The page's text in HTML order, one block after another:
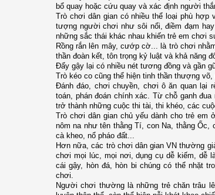
bổ quay hoặc cứu quay và xác định người
Trò chơi dân gian có nhiều thể loại phù
tượng người chơi như sôi nổi, điềm đạm
những sắc thái khác nhau khiến trẻ em chơi
Rồng rắn lên mây, cướp cờ... là trò chơi
thần đoàn kết, tôn trọng kỷ luật và khả năng
Đẩy gậy lại có nhiều nét tương đồng và gần
Trò kéo co cũng thể hiện tinh thần thượng
Đánh đáo, chơi chuyền, chơi ô ăn quan lại
toán, phán đoán chính xác. Từ chỗ ganh
trở thành những cuộc thi tài, thi khéo, các
Trò chơi dân gian chủ yếu dành cho trẻ em
nôm na như tên thằng Tí, con Na, thằng Ốc,
cà kheo, nổ pháo đất...
Hơn nữa, các trò chơi dân gian VN thường
chơi mọi lúc, mọi nơi, dụng cụ dễ kiếm, dễ
cái gậy, hòn đá, hòn bi chúng có thể nhặt
chơi.
Người chơi thường là những trẻ chăn trâu